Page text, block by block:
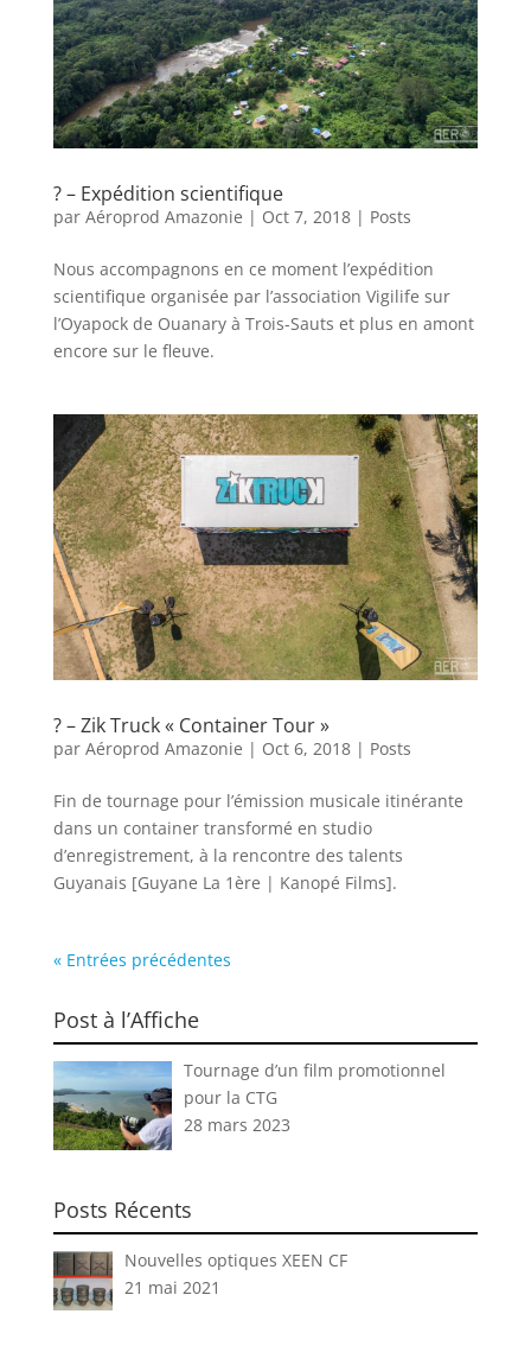
? – Expédition scientifique
par Aéroprod Amazonie | Oct 7, 2018| Posts
Nous accompagnons en ce moment l’expédition
scientifique organisée par l’association Vigilife sur
l’Oyapock de Ouanary à Trois-Sauts et plus en amont
encore sur le fleuve.
? – Zik Truck « Container Tour »
par Aéroprod Amazonie | Oct 6, 2018| Posts
Fin de tournage pour l’émission musicale itinérante
dans un container transformé en studio
d’enregistrement, à la rencontre des talents
Guyanais [Guyane La 1ère | Kanopé Films].
« Entrées précédentes
Post à l’Affiche
Tournage d’un film promotionnel
pour la CTG
28 mars 2023
Posts Récents
Nouvelles optiques XEEN CF
21 mai 2021